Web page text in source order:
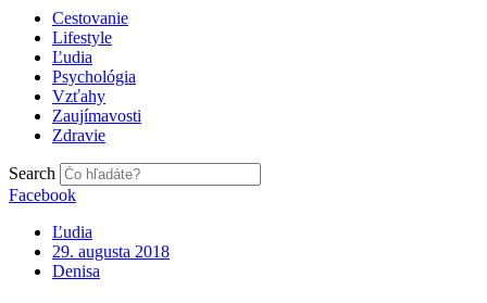
Cestovanie
Lifestyle
Ľudia
Psychológia
Vzťahy
Zaujímavosti
Zdravie
Search
Facebook
Ľudia
29. augusta 2018
Denisa